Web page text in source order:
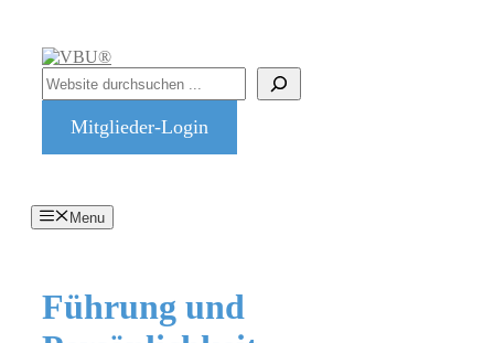
Suchen
Mitglieder-Login
Menu
Führung und